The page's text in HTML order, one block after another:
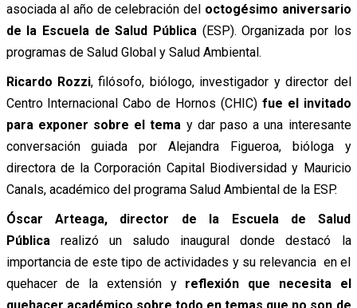
asociada al año de celebración del octogésimo aniversario
de la Escuela de Salud Pública (ESP). Organizada por los
programas de Salud Global y Salud Ambiental.
Ricardo Rozzi, filósofo, biólogo, investigador y director del
Centro Internacional Cabo de Hornos (CHIC) fue el invitado
para exponer sobre el tema y dar paso a una interesante
conversación guiada por Alejandra Figueroa, bióloga y
directora de la Corporación Capital Biodiversidad y Mauricio
Canals, académico del programa Salud Ambiental de la ESP.
Óscar Arteaga, director de la Escuela de Salud
Pública realizó un saludo inaugural donde destacó la
importancia de este tipo de actividades y su relevancia en el
quehacer de la extensión y reflexión que necesita el
quehacer académico sobre todo en temas que no son de